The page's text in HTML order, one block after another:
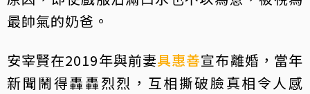
最帥氣的奶爸。
安宰賢在2019年與前妻具惠善宣布離婚，當年
新聞鬧得轟轟烈烈，互相撕破臉真相令人感